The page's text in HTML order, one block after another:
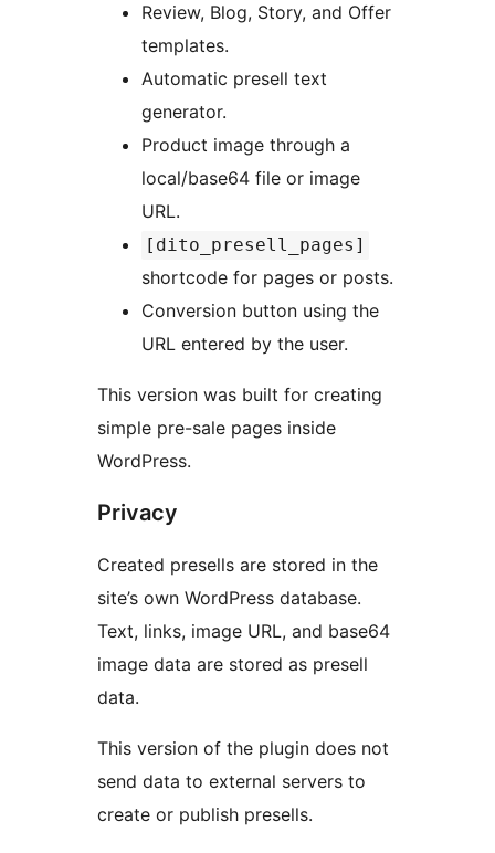
Review, Blog, Story, and Offer
templates.
Automatic presell text
generator.
Product image through a
local/base64 file or image
URL.
[dito_presell_pages]
shortcode for pages or posts.
Conversion button using the
URL entered by the user.
This version was built for creating
simple pre-sale pages inside
WordPress.
Privacy
Created presells are stored in the
site’s own WordPress database.
Text, links, image URL, and base64
image data are stored as presell
data.
This version of the plugin does not
send data to external servers to
create or publish presells.